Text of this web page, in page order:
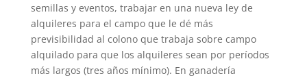
semillas y eventos, trabajar en una nueva ley de
alquileres para el campo que le dé más
previsibilidad al colono que trabaja sobre campo
alquilado para que los alquileres sean por períodos
más largos (tres años mínimo). En ganadería